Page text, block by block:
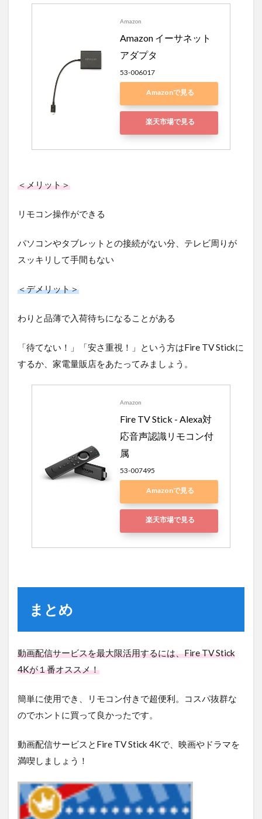
Amazon
Amazon イーサネット
アダプタ
53-006017
Amazonで見る
楽天市場で見る
＜メリット＞
リモコン操作ができる
パソコンやタブレットとの接続がない分、テレビ周りが
スッキリして手間もない
＜デメリット＞
わりと品薄で入荷待ちになることがある
「待てない！」「安さ重視！」という方はFire TV Stickに
するか、家電量販店をあたってみましょう。
Amazon
Fire TV Stick - Alexa対
応音声認識リモコン付
属
53-007495
Amazonで見る
楽天市場で見る
まとめ
動画配信サービスを最大限活用するには、Fire TV Stick
4Kが１番オススメ！
簡単に使用でき、リモコン付きで超便利。コスパ抜群な
のでホントに買って良かったです。
動画配信サービスとFire TV Stick 4Kで、映画やドラマを
満喫しましょう！